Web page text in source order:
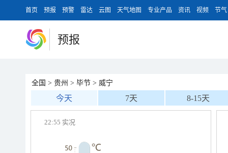
首页 预报 预警 雷达 云图 天气地图 专业产品 资讯 视频 节气
预报
全国 > 贵州 > 毕节 > 威宁
今天 7天 8-15天
22:55 实况